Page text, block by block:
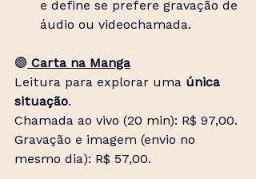
e define se prefere gravação de
áudio ou videochamada.
🟣 Carta na Manga
Leitura para explorar uma única
situação.
Chamada ao vivo (20 min): R$ 97,00.
Gravação e imagem (envio no
mesmo dia): R$ 57,00.